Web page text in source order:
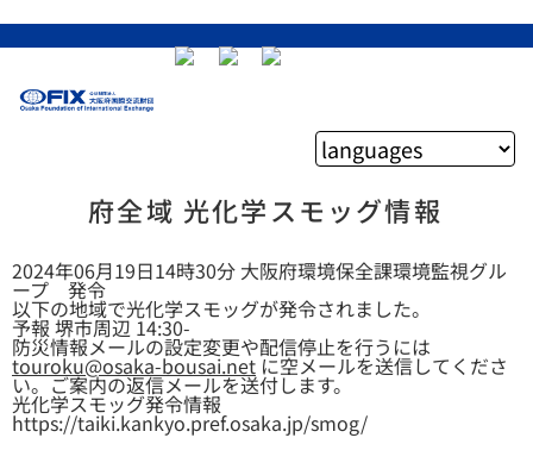
府全域 光化学スモッグ情報
2024年06月19日14時30分 大阪府環境保全課環境監視グル
ープ 発令
以下の地域で光化学スモッグが発令されました。
予報 堺市周辺 14:30-
防災情報メールの設定変更や配信停止を行うには
touroku@osaka-bousai.netに空メールを送信してくださ
い。ご案内の返信メールを送付します。
光化学スモッグ発令情報
https://taiki.kankyo.pref.osaka.jp/smog/